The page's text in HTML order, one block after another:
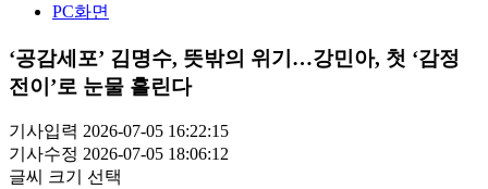
PC화면
‘공감세포’ 김명수, 뜻밖의 위기…강민아, 첫 ‘감정
전이’로 눈물 흘린다
기사입력 2026-07-05 16:22:15
기사수정 2026-07-05 18:06:12
글씨 크기 선택